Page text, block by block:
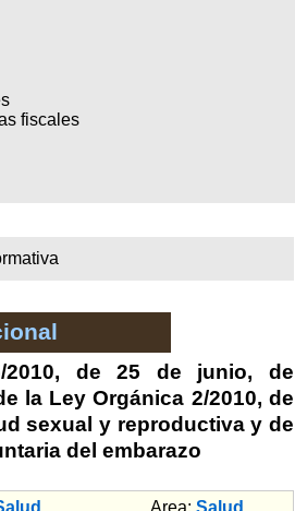
fiscales
2010, de 25 de junio, de
la Ley Orgánica 2/2010, de
sexual y reproductiva y de
del embarazo
Area: Salud